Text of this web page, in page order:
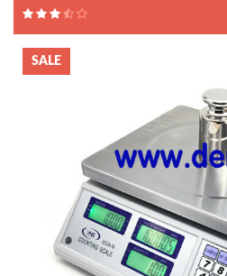
Hãng sản xuất : UTE
SALE